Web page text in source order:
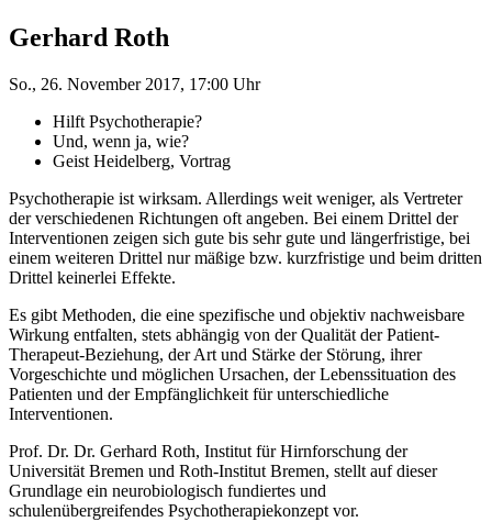
Gerhard Roth
So., 26. November 2017, 17:00 Uhr
Hilft Psychotherapie?
Und, wenn ja, wie?
Geist Heidelberg, Vortrag
Psychotherapie ist wirksam. Allerdings weit weniger, als Vertreter
der verschiedenen Richtungen oft angeben. Bei einem Drittel der
Interventionen zeigen sich gute bis sehr gute und längerfristige, bei
einem weiteren Drittel nur mäßige bzw. kurzfristige und beim dritten
Drittel keinerlei Effekte.
Es gibt Methoden, die eine spezifische und objektiv nachweisbare
Wirkung entfalten, stets abhängig von der Qualität der Patient-
Therapeut-Beziehung, der Art und Stärke der Störung, ihrer
Vorgeschichte und möglichen Ursachen, der Lebenssituation des
Patienten und der Empfänglichkeit für unterschiedliche
Interventionen.
Prof. Dr. Dr. Gerhard Roth, Institut für Hirnforschung der
Universität Bremen und Roth-Institut Bremen, stellt auf dieser
Grundlage ein neurobiologisch fundiertes und
schulenübergreifendes Psychotherapiekonzept vor.